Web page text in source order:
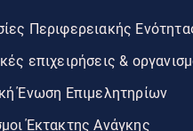
Περιφερειακής
επιχειρήσεις &
Ένωση Επιμελητηρίων
Έκτακτης Ανάγκης